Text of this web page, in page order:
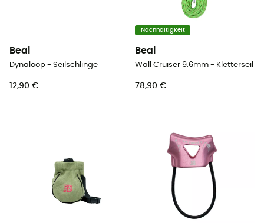
Beal
Dynaloop - Seilschlinge
12,90 €
Nachhaltigkeit
Beal
Wall Cruiser 9.6mm - Kletterseil
78,90 €